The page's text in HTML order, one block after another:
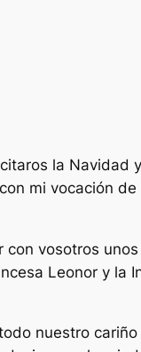
la
mi vocación
vosotros
Leonor y
nuestro